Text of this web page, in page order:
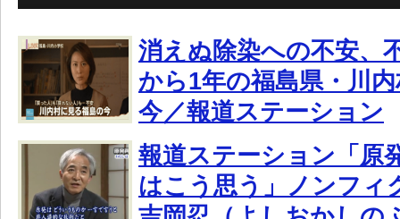
消えぬ除染への不安、
から1年の福島県・川
今／報道ステーション
報道ステーション「原
はこう思う」ノンフィ